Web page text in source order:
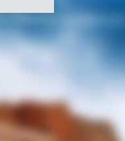
gouvernement